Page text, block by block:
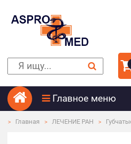
Главное меню
Главная ЛЕЧЕНИЕ РАН